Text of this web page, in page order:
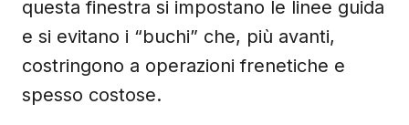
questa finestra si impostano le linee guida
e si evitano i “buchi” che, più avanti,
costringono a operazioni frenetiche e
spesso costose.